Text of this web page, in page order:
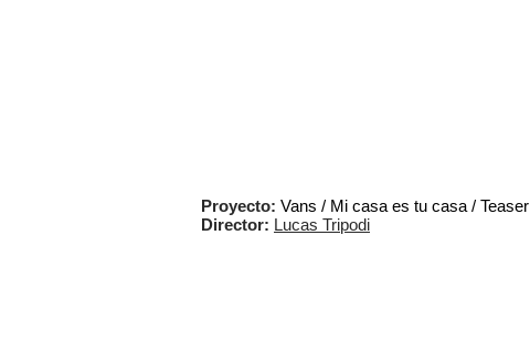
Proyecto: Vans / Mi casa es tu casa / Teaser
Director: Lucas Tripodi